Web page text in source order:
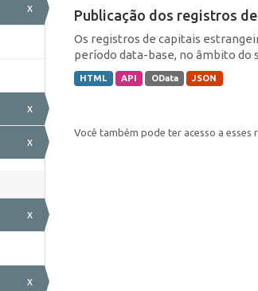
x
x
x
x
x
Publicação dos registros
Os registros de capitais
período data-base, no âmbito do
HTML API OData JSON
Você também pode ter acesso a esses